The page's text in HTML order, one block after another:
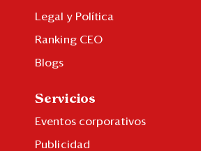
Legal y Política
Ranking CEO
Blogs
Servicios
Eventos corporativos
Publicidad